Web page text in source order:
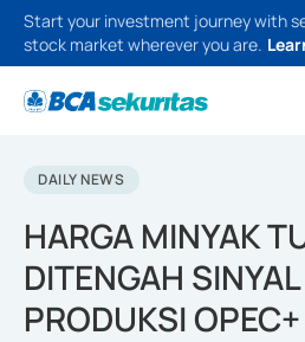
Start your investment journey with
stock market wherever you are.
DAILY NEWS
HARGA MINYAK
DITENGAH
PRODUKSI OPEC+